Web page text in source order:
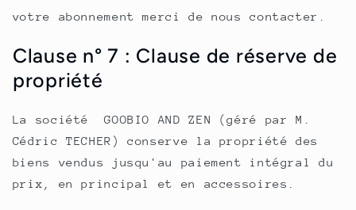
votre abonnement merci de nous contacter.
Clause n° 7 : Clause de réserve de
propriété
La société GOOBIO AND ZEN (géré par M.
Cédric TECHER) conserve la propriété des
biens vendus jusqu'au paiement intégral du
prix, en principal et en accessoires.